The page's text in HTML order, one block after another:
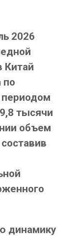
2026
Китай
по
тысячи
объем
динамику